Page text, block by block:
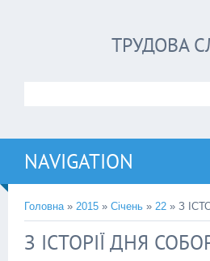
ТРУДОВА
NAVIGATION
Головна» 2015 » Січень » 22 » З
З ІСТОРІЇ ДНЯ